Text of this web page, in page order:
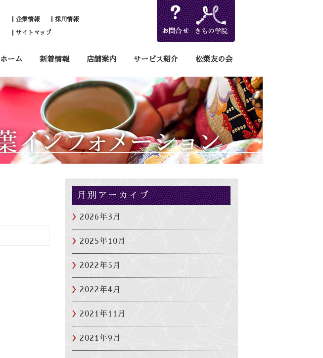
ホーム 新着情報 店舗案内 サービス紹介 松葉友の会
企業情報 採用情報
サイトマップ
月別アーカイブ
2026年3月
2025年10月
2022年5月
2022年4月
2021年11月
2021年9月